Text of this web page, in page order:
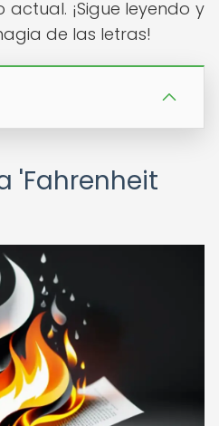
¡Sigue leyendo y
de las letras!
'Fahrenheit